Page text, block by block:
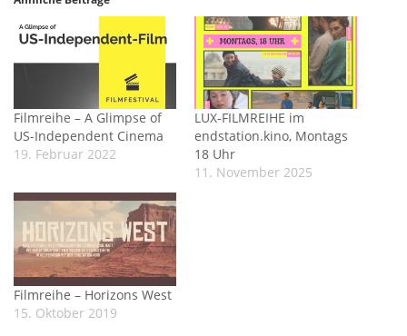
Filmreihe – A Glimpse of
US-Independent Cinema
19. Februar 2022
LUX-FILMREIHE im
endstation.kino, Montags
18 Uhr
11. November 2025
Filmreihe – Horizons West
15. Oktober 2019